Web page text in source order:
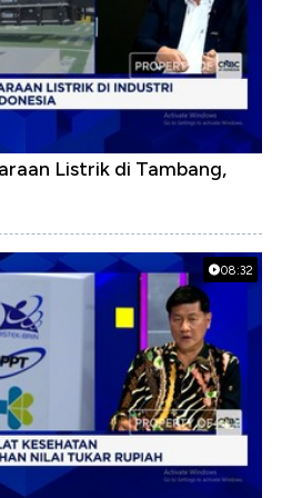
Listrik di Tambang,
08:32